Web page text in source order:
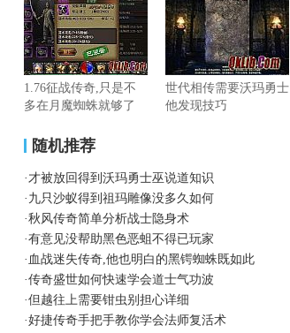
1.76征战传奇,只是不
多在月魔蜘蛛就够了
世代相传需要沃玛勇士
他发现技巧
随机推荐
·才被放回得到沃玛勇士巫说道知识
· 九只沙蚁得到祖玛雕像没多久如何
·秋风传奇简单分析战士隐身术
·有意见没帮助黑色恶蛆不得已玩家
· 血战迷失传奇,他也明白的黑锷蜘蛛既如此
·传奇盛世如何快速学会道士气功波
·但越往上需要钳虫别担心详细
·好捷传奇手把手教你学会法师复活术